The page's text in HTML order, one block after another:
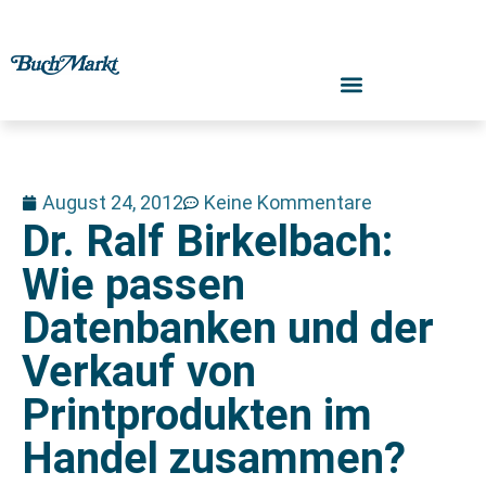
August 24, 2012 Keine Kommentare
Dr. Ralf Birkelbach:
Wie passen
Datenbanken und der
Verkauf von
Printprodukten im
Handel zusammen?